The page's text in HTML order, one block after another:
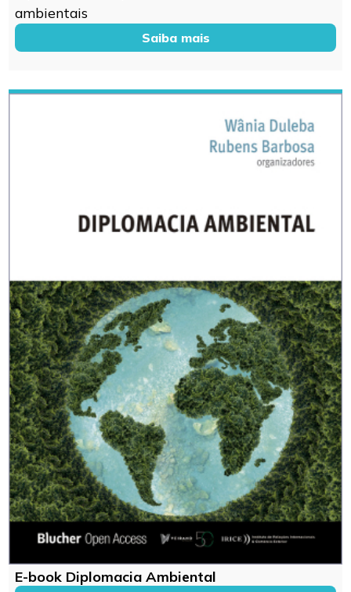
ambientais
Saiba mais
E-book Diplomacia Ambiental